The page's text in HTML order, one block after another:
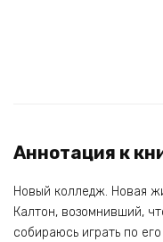
Аннотация к
Новый колледж. Новая
Калтон, возомнивший,
собираюсь играть по